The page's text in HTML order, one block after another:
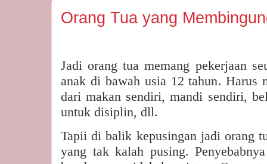
Orang Tua yang
Jadi orang tua memang pekerjaan
anak di bawah usia 12 tahun. Harus
dari makan sendiri, mandi sendiri,
untuk disiplin, dll.
Tapii di balik kepusingan jadi orang
yang tak kalah pusing.